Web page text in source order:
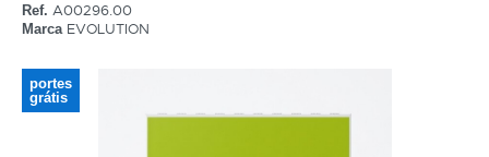
Ref. A00296.00
MarcaEVOLUTION
portes
grátis